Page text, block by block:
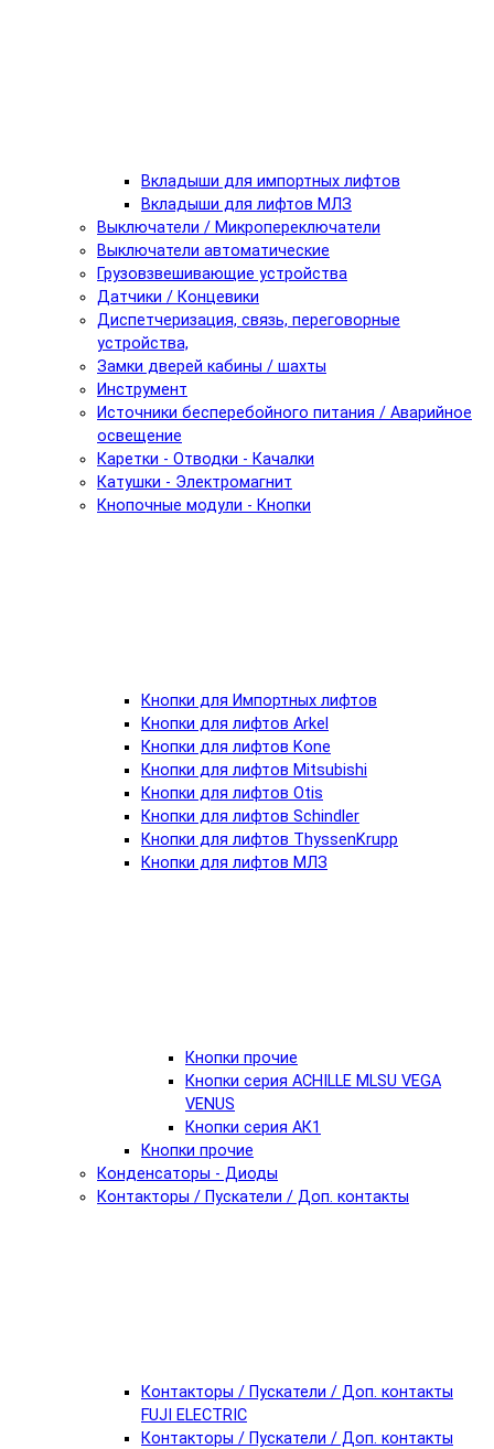
Вкладыши для импортных лифтов
Вкладыши для лифтов МЛЗ
Выключатели / Микропереключатели
Выключатели автоматические
Грузовзвешивающие устройства
Датчики / Концевики
Диспетчеризация, связь, переговорные
устройства,
Замки дверей кабины / шахты
Инструмент
Источники бесперебойного питания / Аварийное
освещение
Каретки - Отводки - Качалки
Катушки - Электромагнит
Кнопочные модули - Кнопки
Кнопки для Импортных лифтов
Кнопки для лифтов Arkel
Кнопки для лифтов Kone
Кнопки для лифтов Mitsubishi
Кнопки для лифтов Otis
Кнопки для лифтов Schindler
Кнопки для лифтов ThyssenKrupp
Кнопки для лифтов МЛЗ
Кнопки прочие
Кнопки серия ACHILLE MLSU VEGA
VENUS
Кнопки серия АК1
Кнопки прочие
Конденсаторы - Диоды
Контакторы / Пускатели / Доп. контакты
Контакторы / Пускатели / Доп. контакты
FUJI ELECTRIC
Контакторы / Пускатели / Доп. контакты